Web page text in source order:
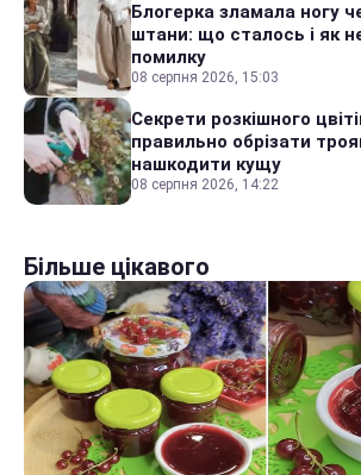
Блогерка зламала ногу
штани: що сталось і як
помилку
08 серпня 2026, 15:03
Секрети розкішного
правильно обрізати
нашкодити кущу
08 серпня 2026, 14:22
Більше цікавого